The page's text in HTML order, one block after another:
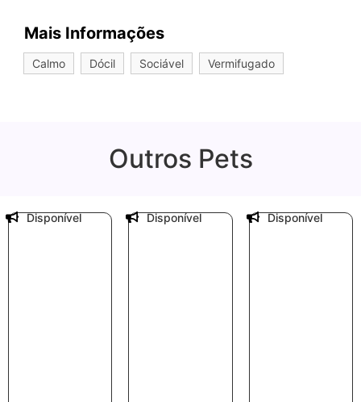
Mais Informações
Calmo Dócil Sociável Vermifugado
Outros Pets
Disponível Disponível Disponível